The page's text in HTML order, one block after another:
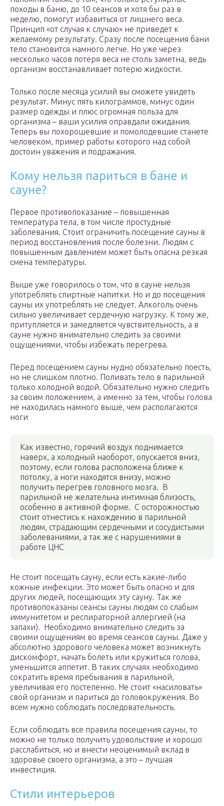
походы в баню, до 10 сеансов и хотя бы раз в
неделю, помогут избавиться от лишнего веса.
Принцип «от случая к случаю» не приведет к
желаемому результату. Сразу после посещения бани
тело становится намного легче. Но уже через
несколько часов потеря веса не столь заметна, ведь
организм восстанавливает потерю жидкости.
Только после месяца усилий вы сможете увидеть
результат. Минус пять килограммов, минус один
размер одежды и плюс огромная польза для
организма – ваши усилия оправдали ожидания.
Теперь вы похорошевшие и помолодевшие станете
человеком, пример работы которого над собой
достоин уважения и подражания.
Кому нельзя париться в бане и
сауне?
Первое противопоказание – повышенная
температура тела, в том числе простудные
заболевания. Стоит ограничить посещение сауны в
период восстановления после болезни. Людям с
повышенным давлением может быть опасна резкая
смена температуры.
Выше уже говорилось о том, что в сауне нельзя
употреблять спиртные напитки. Но и до посещения
сауны их употреблять не следует. Алкоголь очень
сильно увеличивает сердечную нагрузку. К тому же,
притупляется и замедляется чувствительность, а в
сауне нужно внимательно следить за своими
ощущениями, чтобы избежать перегрева.
Перед посещением сауны нудно обязательно поесть,
но не слишком плотно. Поливать тело в парильной
только холодной водой. Обязательно нужно следить
за своим положением, а именно за тем, чтобы голова
не находилась намного выше, чем располагаются
ноги
Как известно, горячий воздух поднимается
наверх, а холодный наоборот, опускается вниз,
поэтому, если голова расположена ближе к
потолку, а ноги находятся внизу, можно
получить перегрев головного мозга. В
парильной не желательна интимная близость,
особенно в активной форме. С осторожностью
стоит отнестись к нахождению в парильной
людям, страдающим сердечными и сосудистыми
заболеваниями, а так же с нарушениями в
работе ЦНС
Не стоит посещать сауну, если есть какие-либо
кожные инфекции. Это может быть опасно и для
других людей, посещающих эту сауну. Так же
противопоказаны сеансы сауны людям со слабым
иммунитетом и респираторной аллергией (на
запахи). Необходимо внимательно следить за
своими ощущениям во время сеансов сауны. Даже у
абсолютно здорового человека может возникнуть
дискомфорт, начать болеть или кружиться голова,
уменьшится аппетит. В таких случаях необходимо
сократить время пребывания в парильной,
увеличивая его постепенно. Не стоит «насиловать»
свой организм и париться до головокружения. Во
всем нужно соблюдать последовательность.
Если соблюдать все правила посещения сауны, то
можно не только получить удовольствие и хорошо
расслабиться, но и внести неоценимый вклад в
здоровье своего организма, а это – лучшая
инвестиция.
Стили интерьеров